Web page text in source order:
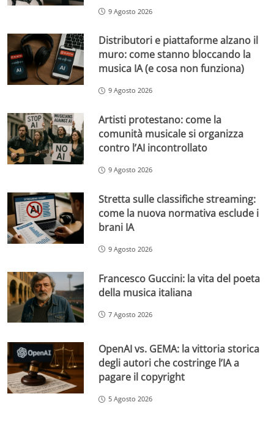
9 Agosto 2026
Distributori e piattaforme alzano il
muro: come stanno bloccando la
musica IA (e cosa non funziona)
9 Agosto 2026
Artisti protestano: come la
comunità musicale si organizza
contro l’AI incontrollato
9 Agosto 2026
Stretta sulle classifiche streaming:
come la nuova normativa esclude i
brani IA
9 Agosto 2026
Francesco Guccini: la vita del poeta
della musica italiana
7 Agosto 2026
OpenAI vs. GEMA: la vittoria storica
degli autori che costringe l’IA a
pagare il copyright
5 Agosto 2026